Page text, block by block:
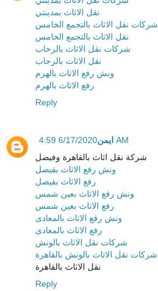
نقل الاثاث بمدينتي
شركات نقل الاثاث بالتجمع الخامس
نقل الاثاث بالتجمع الخامس
شركات نقل الاثاث بالرحاب
نقل الاثاث بالرحاب
ونش رفع الاثاث بالهرم
رفع الاثاث بالهرم
Reply
ايمن 6/17/2020 4:59 AM
شركة نقل اثاث بالقاهرة وفيصل
ونش رفع الاثاث بفيصل
رفع الاثاث بفيصل
ونش رفع الاثاث بعين شمس
رفع الاثاث بعين شمس
ونش رفع الاثاث بالمعادى
رفع الاثاث بالمعادى
شركات نقل الاثاث بالونش
شركات نقل الاثاث بالونش بالقاهرة
نقل الاثاث بالقاهرة
Reply